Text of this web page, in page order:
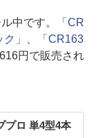
中です。
「CR
」
「CR163
円で販売され
プロ 単4型4本